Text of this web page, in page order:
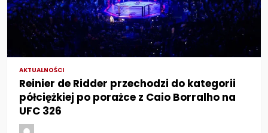
AKTUALNOŚCI
Reinier de Ridder przechodzi do kategorii
półciężkiej po porażce z Caio Borralho na
UFC 326